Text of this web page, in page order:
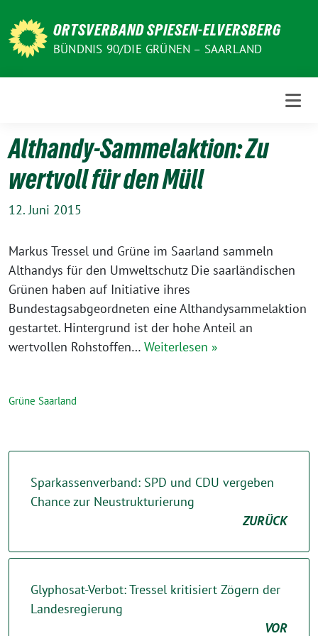
zum
Inhalt
ORTSVERBAND SPIESEN-ELVERSBERG
BÜNDNIS 90/DIE GRÜNEN – SAARLAND
Althandy-Sammelaktion: Zu
wertvoll für den Müll
12. Juni 2015
Markus Tressel und Grüne im Saarland sammeln
Althandys für den Umweltschutz Die saarländischen
Grünen haben auf Initiative ihres
Bundestagsabgeordneten eine Althandysammelaktion
gestartet. Hintergrund ist der hohe Anteil an
wertvollen Rohstoffen… Weiterlesen »
Grüne Saarland
Sparkassenverband: SPD und CDU vergeben
Chance zur Neustrukturierung
ZURÜCK
Glyphosat-Verbot: Tressel kritisiert Zögern der
Landesregierung
VOR